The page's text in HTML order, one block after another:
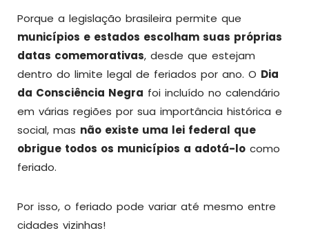
Porque a legislação brasileira permite que
municípios e estados escolham suas próprias
datas comemorativas, desde que estejam
dentro do limite legal de feriados por ano. O Dia
da Consciência Negra foi incluído no calendário
em várias regiões por sua importância histórica e
social, mas não existe uma lei federal que
obrigue todos os municípios a adotá-lo como
feriado.
Por isso, o feriado pode variar até mesmo entre
cidades vizinhas!